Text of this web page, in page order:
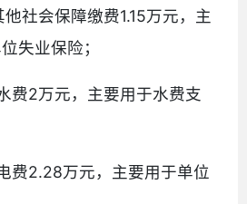
他社会保障缴费1.15万元，主
失业保险；
费2万元，主要用于水费支
费2.28万元，主要用于单位